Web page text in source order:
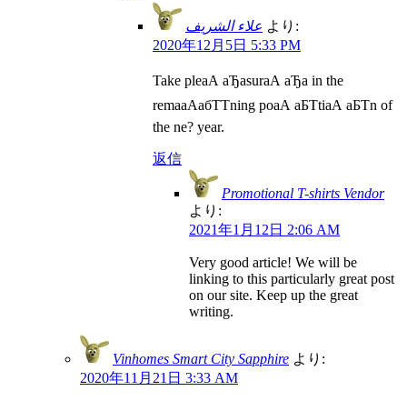
علاء الشريف より:
2020年12月5日 5:33 PM
Take pleаА аЂаsurаА аЂа in the
remaаАабТТning poаА аБТtiаА аБТn of
the ne? year.
返信
Promotional T-shirts Vendor
より:
2021年1月12日 2:06 AM
Very good article! We will be
linking to this particularly great post
on our site. Keep up the great
writing.
Vinhomes Smart City Sapphire より:
2020年11月21日 3:33 AM